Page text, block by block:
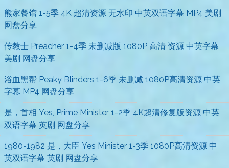
熊家餐馆 1-5季 4K 超清资源 无水印 中英双语字幕 MP4 美剧
网盘分享
传教士 Preacher 1-4季 未删减版 1080P 高清 资源 中英字幕
美剧 网盘分享
浴血黑帮 Peaky Blinders 1-6季 未删减 1080P高清资源 中英
字幕 MP4 网盘分享
是，首相 Yes, Prime Minister 1-2季 4K超清修复版资源 中英
双语字幕 英剧 网盘分享
1980-1982 是，大臣 Yes Minister 1-3季 1080P高清资源 中
英双语字幕 英剧 网盘分享